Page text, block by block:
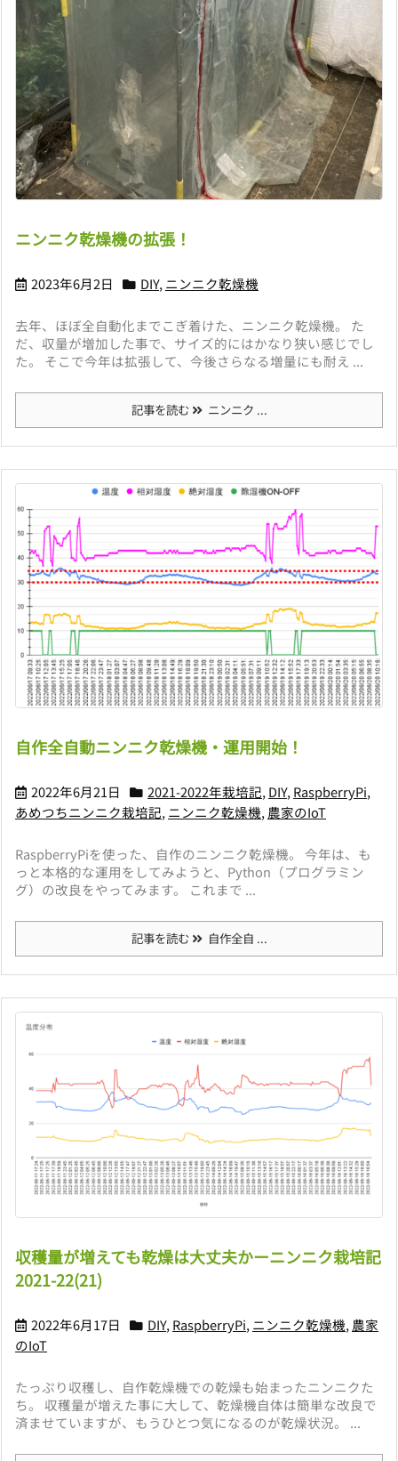
ニンニク乾燥機の拡張！
2023年6月2日 DIY,ニンニク乾燥機
去年、ほぼ全自動化までこぎ着けた、ニンニク乾燥機。 た
だ、収量が増加した事で、サイズ的にはかなり狭い感じでし
た。 そこで今年は拡張して、今後さらなる増量にも耐え ...
記事を読む ニンニク ...
自作全自動ニンニク乾燥機・運用開始！
2022年6月21日 2021-2022年栽培記, DIY, RaspberryPi,
あめつちニンニク栽培記, ニンニク乾燥機, 農家のIoT
RaspberryPiを使った、自作のニンニク乾燥機。 今年は、も
っと本格的な運用をしてみようと、Python（プログラミン
グ）の改良をやってみます。 これまで ...
記事を読む 自作全自 ...
収穫量が増えても乾燥は大丈夫かーニンニク栽培記
2021-22(21)
2022年6月17日 DIY,RaspberryPi,ニンニク乾燥機,農家
のIoT
たっぷり収穫し、自作乾燥機での乾燥も始まったニンニクた
ち。 収穫量が増えた事に大して、乾燥機自体は簡単な改良で
済ませていますが、もうひとつ気になるのが乾燥状況。 ...